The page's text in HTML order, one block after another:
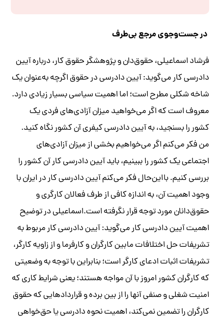
در جست‌وجوی مرجع بی‌طرف
فرشاد اسماعیلی، حقوق‌دان و پژوهشگر حقوق کار، درباره آیین
دادرسی کار می‌گوید: آیین دادرسی در حقوق اگرچه به‌عنوان یک
شاخه شکلی مطرح است؛ اما اهمیت سیاسی بسیار زیادی دارد.
معروف است که اگر می‌خواهید میزان آزادی‌های فردی یک
کشور را بسنجید، به آیین دادرسی کیفری آن کشور نگاه کنید.
من فکر می‌کنم اگر می‌خواهیم بخشی از میزان آزادی‌های
اجتماعی یک کشور را ببینیم، باید آیین دادرسی کار آن کشور را
بررسی کنیم. با‌این‌حال فکر می‌کنم آیین دادرسی کار در ایران با
وجود اهمیت آن، به اندازه کافی از طرف فعالان کارگری و
حقوق‌دانان مورد توجه قرار نگرفته است.اسماعیلی در توضیح
اهمیت آیین دادرسی کار می‌گوید: آیین دادرسی کار مربوط به
تشریفات حل اختلافات مابین کارگران و کارفرما و از زاویه کارگر،
تشریفات اثبات ادعای کارگر است؛ بنابراین با توجه به وضعیتی
که کارگران کشور امروز با آن مواجه هستند؛ یعنی شرایط کاری که
امنیت شغلی و صنفی آنها را از بین برده و قراردادهایی که حقوق
کارگران را تضمین نمی‌کند، اهمیت نحوه دادرسی یا حق‌خواهی